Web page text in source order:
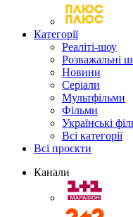
Категорії
Реаліті-шоу
Розважальні
Новини
Серіали
Мультфільми
Фільми
Українські
Всі категорії
Всі проєкти
Канали